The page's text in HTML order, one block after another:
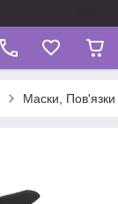
Маски, Пов'язки